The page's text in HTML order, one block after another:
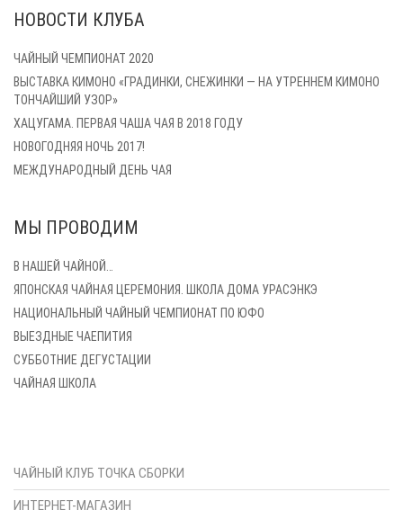
НОВОСТИ КЛУБА
ЧАЙНЫЙ ЧЕМПИОНАТ 2020
ВЫСТАВКА КИМОНО «ГРАДИНКИ, СНЕЖИНКИ — НА УТРЕННЕМ КИМОНО
ТОНЧАЙШИЙ УЗОР»
ХАЦУГАМА. ПЕРВАЯ ЧАША ЧАЯ В 2018 ГОДУ
НОВОГОДНЯЯ НОЧЬ 2017!
МЕЖДУНАРОДНЫЙ ДЕНЬ ЧАЯ
МЫ ПРОВОДИМ
В НАШЕЙ ЧАЙНОЙ…
ЯПОНСКАЯ ЧАЙНАЯ ЦЕРЕМОНИЯ. ШКОЛА ДОМА УРАСЭНКЭ
НАЦИОНАЛЬНЫЙ ЧАЙНЫЙ ЧЕМПИОНАТ ПО ЮФО
ВЫЕЗДНЫЕ ЧАЕПИТИЯ
СУББОТНИЕ ДЕГУСТАЦИИ
ЧАЙНАЯ ШКОЛА
ЧАЙНЫЙ КЛУБ ТОЧКА СБОРКИ
ИНТЕРНЕТ-МАГАЗИН